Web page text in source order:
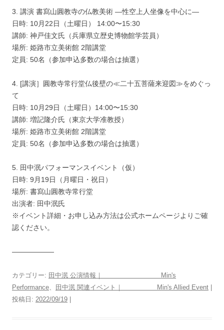
3. 講演 書寫山圓教寺の仏教美術 ―性空上人坐像を中心に―
日時: 10月22日（土曜日） 14:00〜15:30
講師: 神戸佳文氏（兵庫県立歴史博物館学芸員）
場所: 姫路市立美術館 2階講堂
定員: 50名（参加申込多数の場合は抽選）
4. [講演］圓教寺常行堂仏後壁の≪二十五菩薩来迎図≫をめぐっ
て
日時: 10月29日（土曜日）14:00〜15:30
講師: 増記隆介氏（東京大学准教授）
場所: 姫路市立美術館 2階講堂
定員: 50名（参加申込多数の場合は抽選）
5. 田中泯パフォーマンスイベント（仮）
日時: 9月19日（月曜日・祝日）
場所: 書寫山圓教寺常行堂
出演者: 田中泯氏
※イベント詳細・お申し込み方法は公式ホームページよりご確
認ください。
——————
カテゴリー: 田中泯 公演情報｜ Min's
Performance
田中泯 関連イベント｜ Min's Allied Event
投稿日: 2022/09/19